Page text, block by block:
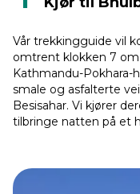
Vår trekkingguide vil
omtrent klokken 7
Kathmandu-
smale og asfalterte
Besisahar. Vi kjører
tilbringe natten på et